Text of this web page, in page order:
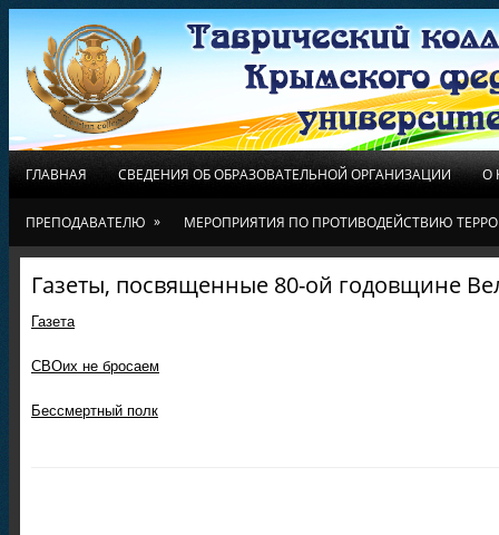
ГЛАВНАЯ СВЕДЕНИЯ ОБ ОБРАЗОВАТЕЛЬНОЙ ОРГАНИЗАЦИИ О
ПРЕПОДАВАТЕЛЮ » МЕРОПРИЯТИЯ ПО ПРОТИВОДЕЙСТВИЮ
Газеты, посвященные 80-ой годовщине
Газета
СВОих не бросаем
Бессмертный полк